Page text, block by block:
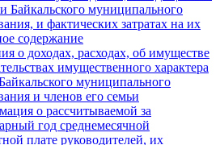
Байкальского муниципального
и фактических затратах на их
содержание
о доходах, расходах, об имуществе
имущественного характера
муниципального
и членов его семьи
о рассчитываемой за
год среднемесячной
плате руководителей, их